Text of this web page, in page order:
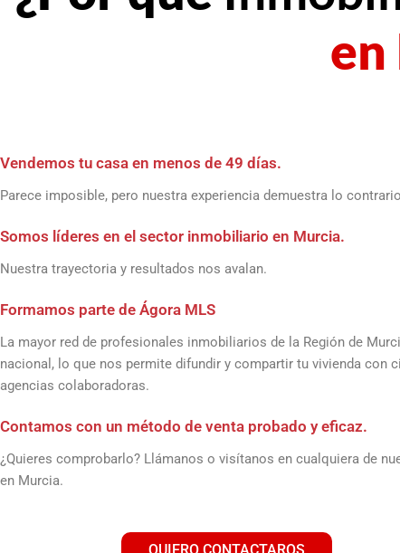
Vendemos tu casa en menos de 49 días.
Parece imposible, pero nuestra experiencia demuestra lo
Somos líderes en el sector inmobiliario en Murcia.
Nuestra trayectoria y resultados nos avalan.
Formamos parte de Ágora MLS
La mayor red de profesionales inmobiliarios de la Región de
nacional, lo que nos permite difundir y compartir tu vivienda con
agencias colaboradoras.
Contamos con un método de venta probado y eficaz.
¿Quieres comprobarlo? Llámanos o visítanos en cualquiera de
en Murcia.